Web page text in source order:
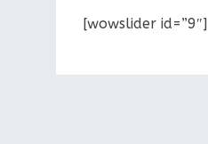
[wowslider id=”9″]